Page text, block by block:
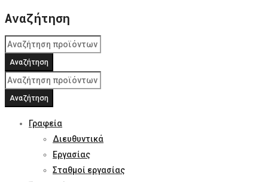
Αναζήτηση
Γραφεία
Διευθυντικά
Εργασίας
Σταθμοί εργασίας